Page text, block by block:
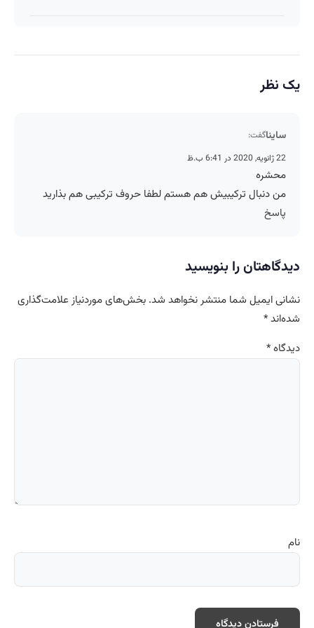
یک نظر
سایناگفت:
22 ژانویه, 2020 در 6:41 ب.ظ
محشره
من دنبال ترکیبیش هم هستم لطفا حروف ترکیبی هم بذارید
پاسخ
دیدگاهتان را بنویسید
نشانی ایمیل شما منتشر نخواهد شد. بخش‌های موردنیاز علامت‌گذاری
شده‌اند*
دیدگاه*
نام